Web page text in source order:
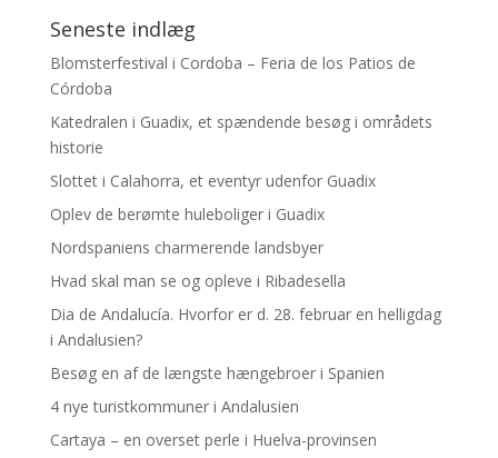
Seneste indlæg
Blomsterfestival i Cordoba – Feria de los Patios de
Córdoba
Katedralen i Guadix, et spændende besøg i områdets
historie
Slottet i Calahorra, et eventyr udenfor Guadix
Oplev de berømte huleboliger i Guadix
Nordspaniens charmerende landsbyer
Hvad skal man se og opleve i Ribadesella
Dia de Andalucía. Hvorfor er d. 28. februar en helligdag
i Andalusien?
Besøg en af de længste hængebroer i Spanien
4 nye turistkommuner i Andalusien
Cartaya – en overset perle i Huelva-provinsen